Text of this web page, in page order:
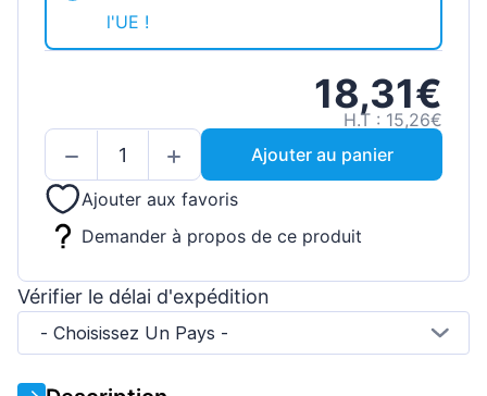
l'UE !
18,31€
H.T : 15,26€
Ajouter au panier
Ajouter aux favoris
Demander à propos de ce produit
Vérifier le délai d'expédition
- Choisissez Un Pays -